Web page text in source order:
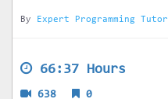
By Expert Programming Tutor
66:37 Hours
638 0